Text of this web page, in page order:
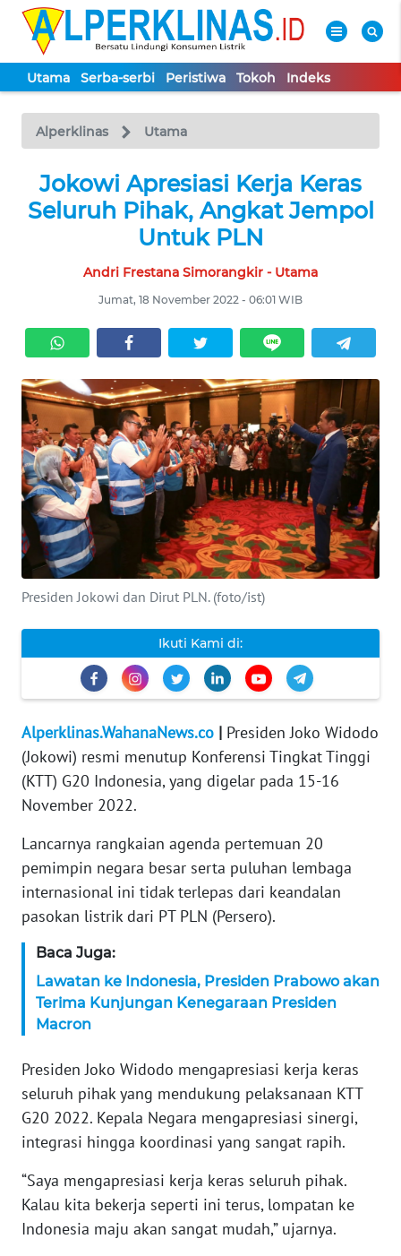
Utama Serba-serbi Peristiwa Tokoh Indeks
Alperklinas Utama
Jokowi Apresiasi Kerja Keras
Seluruh Pihak, Angkat Jempol
Untuk PLN
Andri Frestana Simorangkir - Utama
Jumat, 18 November 2022 - 06:01 WIB
Presiden Jokowi dan Dirut PLN. (foto/ist)
Ikuti Kami di:
Alperklinas.WahanaNews.co | Presiden Joko Widodo
(Jokowi) resmi menutup Konferensi Tingkat Tinggi
(KTT) G20 Indonesia, yang digelar pada 15-16
November 2022.
Lancarnya rangkaian agenda pertemuan 20
pemimpin negara besar serta puluhan lembaga
internasional ini tidak terlepas dari keandalan
pasokan listrik dari PT PLN (Persero).
Baca Juga:
Lawatan ke Indonesia, Presiden Prabowo akan
Terima Kunjungan Kenegaraan Presiden
Macron
Presiden Joko Widodo mengapresiasi kerja keras
seluruh pihak yang mendukung pelaksanaan KTT
G20 2022. Kepala Negara mengapresiasi sinergi,
integrasi hingga koordinasi yang sangat rapih.
“Saya mengapresiasi kerja keras seluruh pihak.
Kalau kita bekerja seperti ini terus, lompatan ke
Indonesia maju akan sangat mudah,” ujarnya.
TV
Tutup
UTAMA
TOKOH
Informasi
INDEKS
BERITA
KONTAK
KAMI
INFO
IKLAN
KAMI
PEDOMAN
MEDIA
SIBER
REDAKSI
DISCLAIMER
Wahana
News
WN
SUMUT
WN
JAKARTA
WN
WN
BANTEN